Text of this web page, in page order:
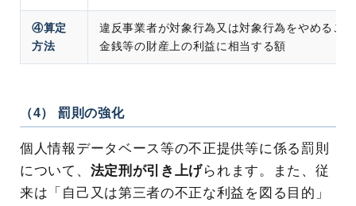
④算定
方法
違反事業者が対象行為又は対象行為をやめるこ
金銭等の財産上の利益に相当する額
（4） 罰則の強化
個人情報データベース等の不正提供等に係る罰則
について、 法定刑が引き上げられます。また、従
来は「自己又は第三者の不正な利益を図る目的」